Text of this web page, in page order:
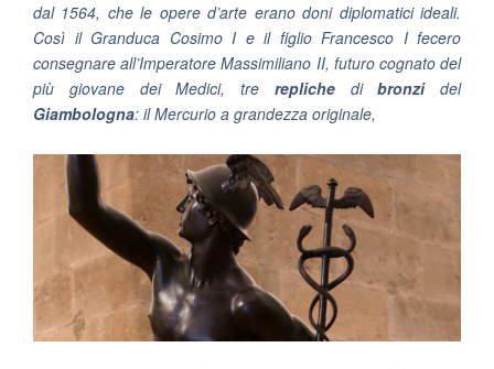
dal 1564, che le opere d’arte erano doni diplomatici ideali.
Così il Granduca Cosimo I e il figlio Francesco I fecero
consegnare all’Imperatore Massimiliano II, futuro cognato del
più giovane dei Medici, tre replichedibronzidel
Giambologna: ilMercurio a grandezza originale,